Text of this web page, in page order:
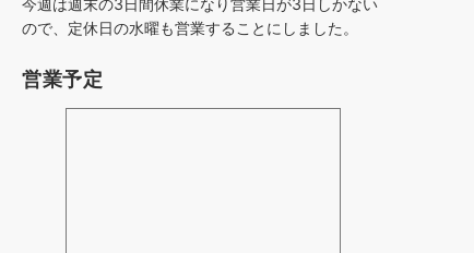
今週は週末の3日間休業になり営業日が3日しかない
ので、定休日の水曜も営業することにしました。
営業予定